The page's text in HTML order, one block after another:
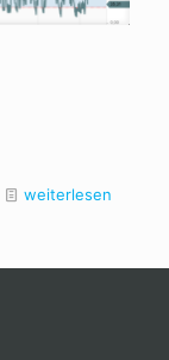
weiterlesen